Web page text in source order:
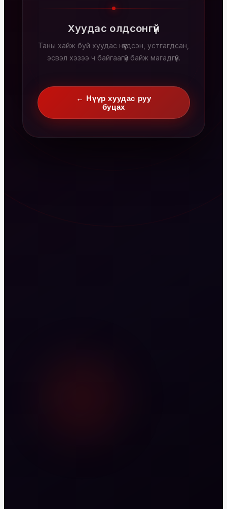
Хуудас олдсонгүй
Таны хайж буй хуудас нүүгдсэн, устгагдсан,
эсвэл хэзээ ч байгаагүй байж магадгүй.
← Нүүр хуудас руу
буцах